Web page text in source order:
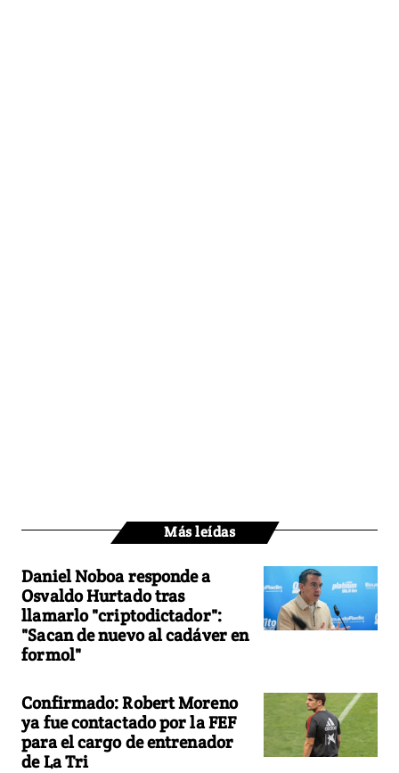
Más leídas
Daniel Noboa responde a
Osvaldo Hurtado tras
llamarlo "criptodictador":
"Sacan de nuevo al cadáver en
formol"
Confirmado: Robert Moreno
ya fue contactado por la FEF
para el cargo de entrenador
de La Tri